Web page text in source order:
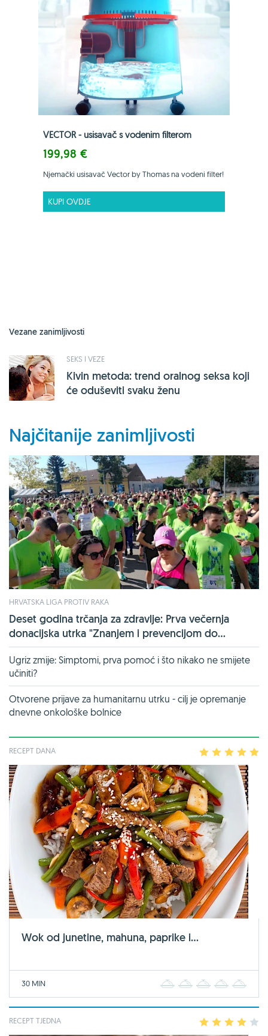
VECTOR - usisavač s vodenim filterom
199,98 €
Njemački usisavač Vector by Thomas na vodeni filter!
KUPI OVDJE
Vezane zanimljivosti
SEKS I VEZE
Kivin metoda: trend oralnog seksa koji
će oduševiti svaku ženu
Najčitanije zanimljivosti
HRVATSKA LIGA PROTIV RAKA
Deset godina trčanja za zdravlje: Prva večernja
donacijska utrka "Znanjem i prevencijom do...
Ugriz zmije: Simptomi, prva pomoć i što nikako ne smijete
učiniti?
Otvorene prijave za humanitarnu utrku - cilj je opremanje
dnevne onkološke bolnice
RECEPT DANA 2 3 4
Wok od junetine, mahuna, paprike i...
30 MIN 2 3 4
RECEPT TJEDNA 2 3 4